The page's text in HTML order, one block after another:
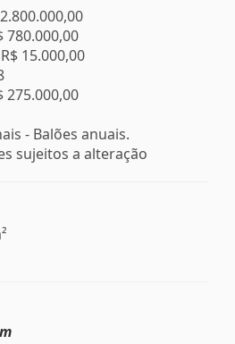
780.000,00
R$ 15.000,00
275.000,00
- Balões anuais.
sujeitos a alteração